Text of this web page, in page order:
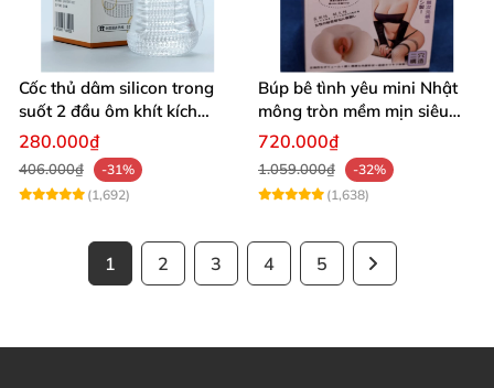
Cốc thủ dâm silicon trong
suốt 2 đầu ôm khít kích
thích cực đỉnh
280.000₫
406.000₫
-31%
(1,692)
Búp bê tình yêu mini Nhật
mông tròn mềm mịn siêu
thật kích thích
720.000₫
1.059.000₫
-32%
(1,638)
1 2 3 4 5